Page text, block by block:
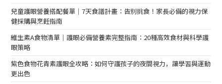
兒童護眼營養搭配餐單｜7天食譜計畫：告別挑食！家長必備的視力保
健採購與烹飪指南
維生素A食物清單｜護眼必備營養素完整指南：20種高效食材與科學護
眼策略
紫色食物花青素護眼全攻略：如何守護孩子的夜間視力，讓學習與運動
更出色